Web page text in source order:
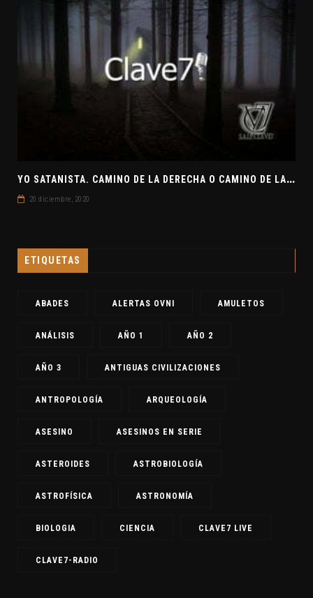
Y
O SATANISTA. CAMINO DE LA DERECHA O CAMINO DE LA IZQUIERDA. CLAVE7 NEWS
20 diciembre, 2020
ETIQUETAS
ABADES ALERTAS OVNI AMULETOS
ANÁLISIS AÑO 1 AÑO 2
AÑO 3 ANTIGUAS CIVILIZACIONES
ANTROPOLOGÍA ARQUEOLOGÍA
ASESINO ASESINOS EN SERIE
ASTEROIDES ASTROBIOLOGÍA
ASTROFÍSICA ASTRONOMÍA
BIOLOGIA CIENCIA CLAVE7 LIVE
CLAVE7-RADIO